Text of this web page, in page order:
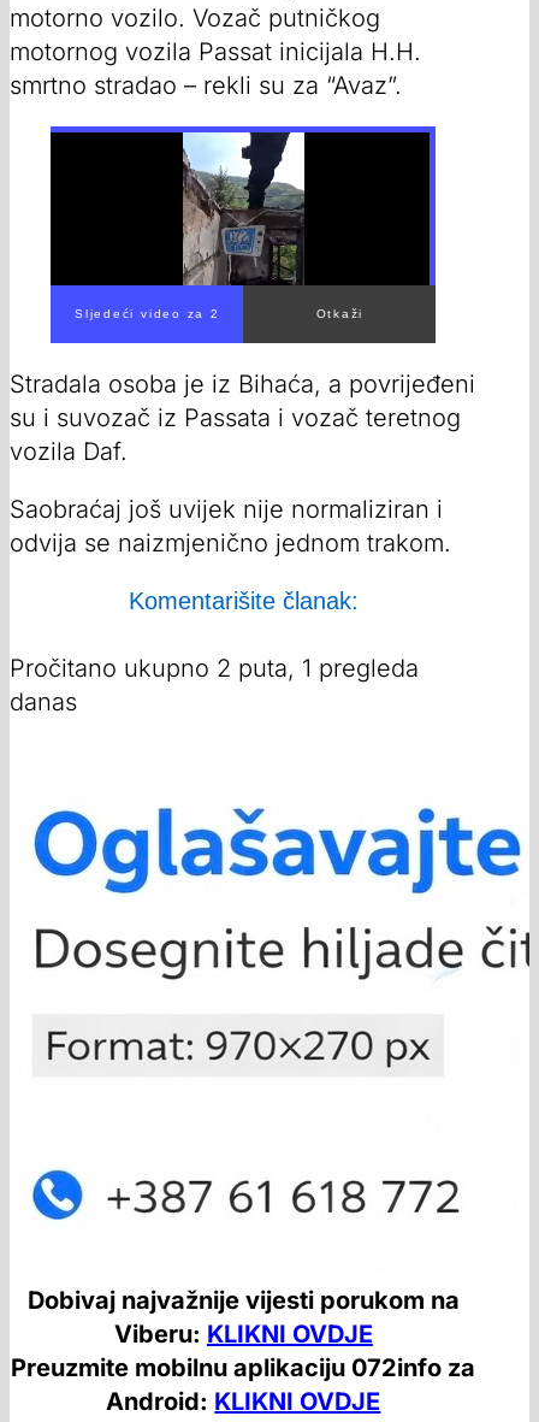
motorno vozilo. Vozač putničkog
motornog vozila Passat inicijala H.H.
smrtno stradao – rekli su za “Avaz”.
Stradala osoba je iz Bihaća, a povrijeđeni
su i suvozač iz Passata i vozač teretnog
vozila Daf.
Saobraćaj još uvijek nije normaliziran i
odvija se naizmjenično jednom trakom.
Komentarišite članak:
Pročitano ukupno 2 puta, 1 pregleda
danas
Dobivaj najvažnije vijesti porukom na
Viberu: KLIKNI OVDJE
Preuzmite mobilnu aplikaciju 072info za
Android: KLIKNI OVDJE